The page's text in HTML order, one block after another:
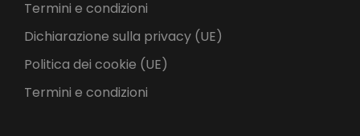
Termini e condizioni
Dichiarazione sulla privacy (UE)
Politica dei cookie (UE)
Termini e condizioni